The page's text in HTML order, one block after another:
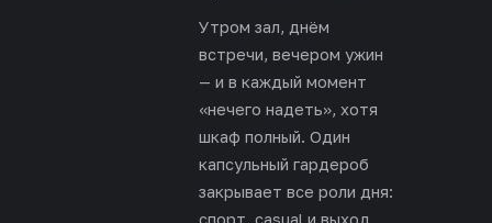
Утром зал, днём
встречи, вечером ужин
— и в каждый момент
«нечего надеть», хотя
шкаф полный. Один
капсульный гардероб
закрывает все роли дня: